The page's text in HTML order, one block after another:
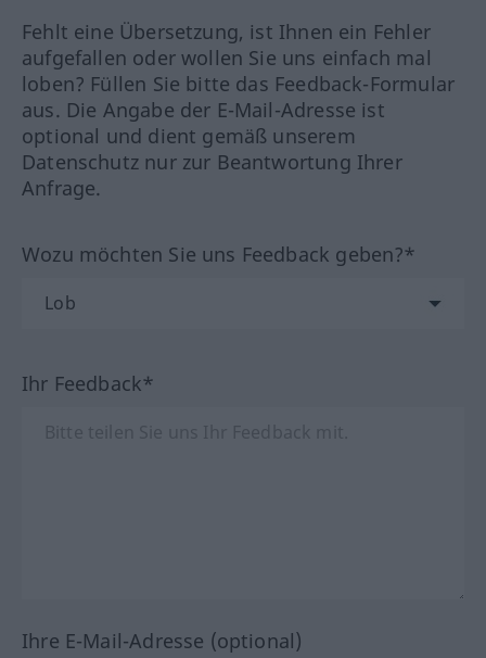
Fehlt eine Übersetzung, ist Ihnen ein Fehler
aufgefallen oder wollen Sie uns einfach mal
loben? Füllen Sie bitte das Feedback-Formular
aus. Die Angabe der E-Mail-Adresse ist
optional und dient gemäß unserem
Datenschutz nur zur Beantwortung Ihrer
Anfrage.
Wozu möchten Sie uns Feedback geben?*
Ihr Feedback*
Ihre E-Mail-Adresse (optional)